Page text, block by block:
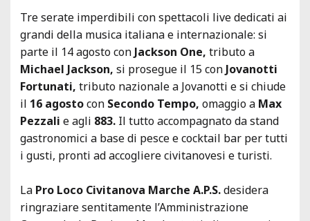
Tre serate imperdibili con spettacoli live dedicati ai
grandi della musica italiana e internazionale: si
parte il 14 agosto con Jackson One, tributo a
Michael Jackson, si prosegue il 15 con Jovanotti
Fortunati, tributo nazionale a Jovanotti e si chiude
il 16 agostocon Secondo Tempo, omaggio a Max
Pezzali e agli 883. Il tutto accompagnato da stand
gastronomici a base di pesce e cocktail bar per tutti
i gusti, pronti ad accogliere civitanovesi e turisti.
La Pro Loco Civitanova Marche A.P.S.desidera
ringraziare sentitamente l’Amministrazione